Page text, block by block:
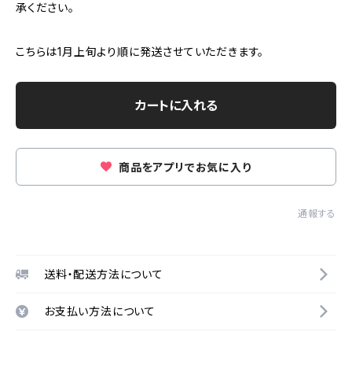
承ください。
こちらは1月上旬より順に発送させていただきます。
カートに入れる
商品をアプリでお気に入り
通報する
送料・配送方法について
お支払い方法について